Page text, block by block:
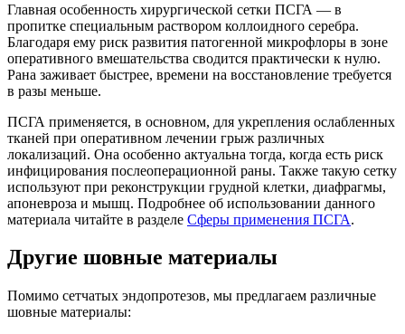
Главная особенность хирургической сетки ПСГА — в
пропитке специальным раствором коллоидного серебра.
Благодаря ему риск развития патогенной микрофлоры в зоне
оперативного вмешательства сводится практически к нулю.
Рана заживает быстрее, времени на восстановление требуется
в разы меньше.
ПСГА применяется, в основном, для укрепления ослабленных
тканей при оперативном лечении грыж различных
локализаций. Она особенно актуальна тогда, когда есть риск
инфицирования послеоперационной раны. Также такую сетку
используют при реконструкции грудной клетки, диафрагмы,
апоневроза и мышц. Подробнее об использовании данного
материала читайте в разделе Сферы применения ПСГА.
Другие шовные материалы
Помимо сетчатых эндопротезов, мы предлагаем различные
шовные материалы: